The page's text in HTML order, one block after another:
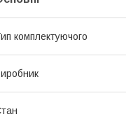
комплектуючого